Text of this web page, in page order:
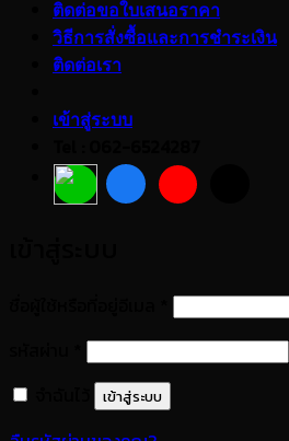
ติดต่อขอใบเสนอราคา
วิธีการสั่งซื้อและการชำระเงิน
ติดต่อเรา
เข้าสู่ระบบ
ต้องการ
ต้องการ
เข้าสู่ระบบ